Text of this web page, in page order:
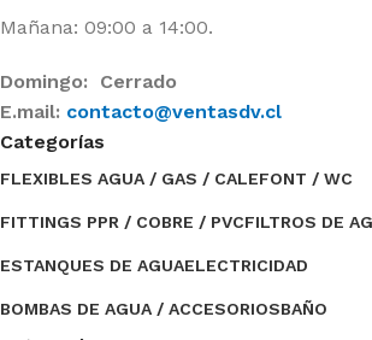
Mañana: 09:00 a 14:00.
Domingo: Cerrado
E.mail: contacto@ventasdv.cl
Categorías
FLEXIBLES AGUA / GAS / CALEFONT / WC
FITTINGS PPR / COBRE / PVCFILTROS DE
ESTANQUES DE AGUAELECTRICIDAD
BOMBAS DE AGUA / ACCESORIOSBAÑO